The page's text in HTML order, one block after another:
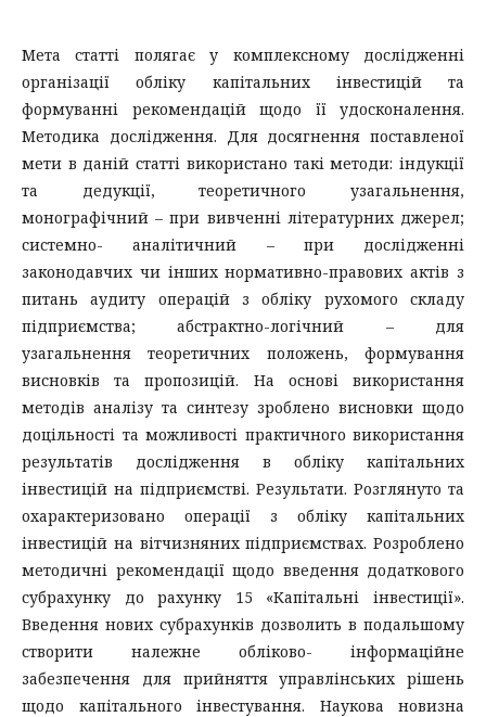
Мета статті полягає у комплексному дослідженні
організації обліку капітальних інвестицій та
формуванні рекомендацій щодо її удосконалення.
Методика дослідження. Для досягнення поставленої
мети в даній статті використано такі методи: індукції
та дедукції, теоретичного узагальнення,
монографічний – при вивченні літературних джерел;
системно- аналітичний – при дослідженні
законодавчих чи інших нормативно-правових актів з
питань аудиту операцій з обліку рухомого складу
підприємства; абстрактно-логічний – для
узагальнення теоретичних положень, формування
висновків та пропозицій. На основі використання
методів аналізу та синтезу зроблено висновки щодо
доцільності та можливості практичного використання
результатів дослідження в обліку капітальних
інвестицій на підприємстві. Результати. Розглянуто та
охарактеризовано операції з обліку капітальних
інвестицій на вітчизняних підприємствах. Розроблено
методичні рекомендації щодо введення додаткового
субрахунку до рахунку 15 «Капітальні інвестиції».
Введення нових субрахунків дозволить в подальшому
створити належне обліково- інформаційне
забезпечення для прийняття управлінських рішень
щодо капітального інвестування. Наукова новизна